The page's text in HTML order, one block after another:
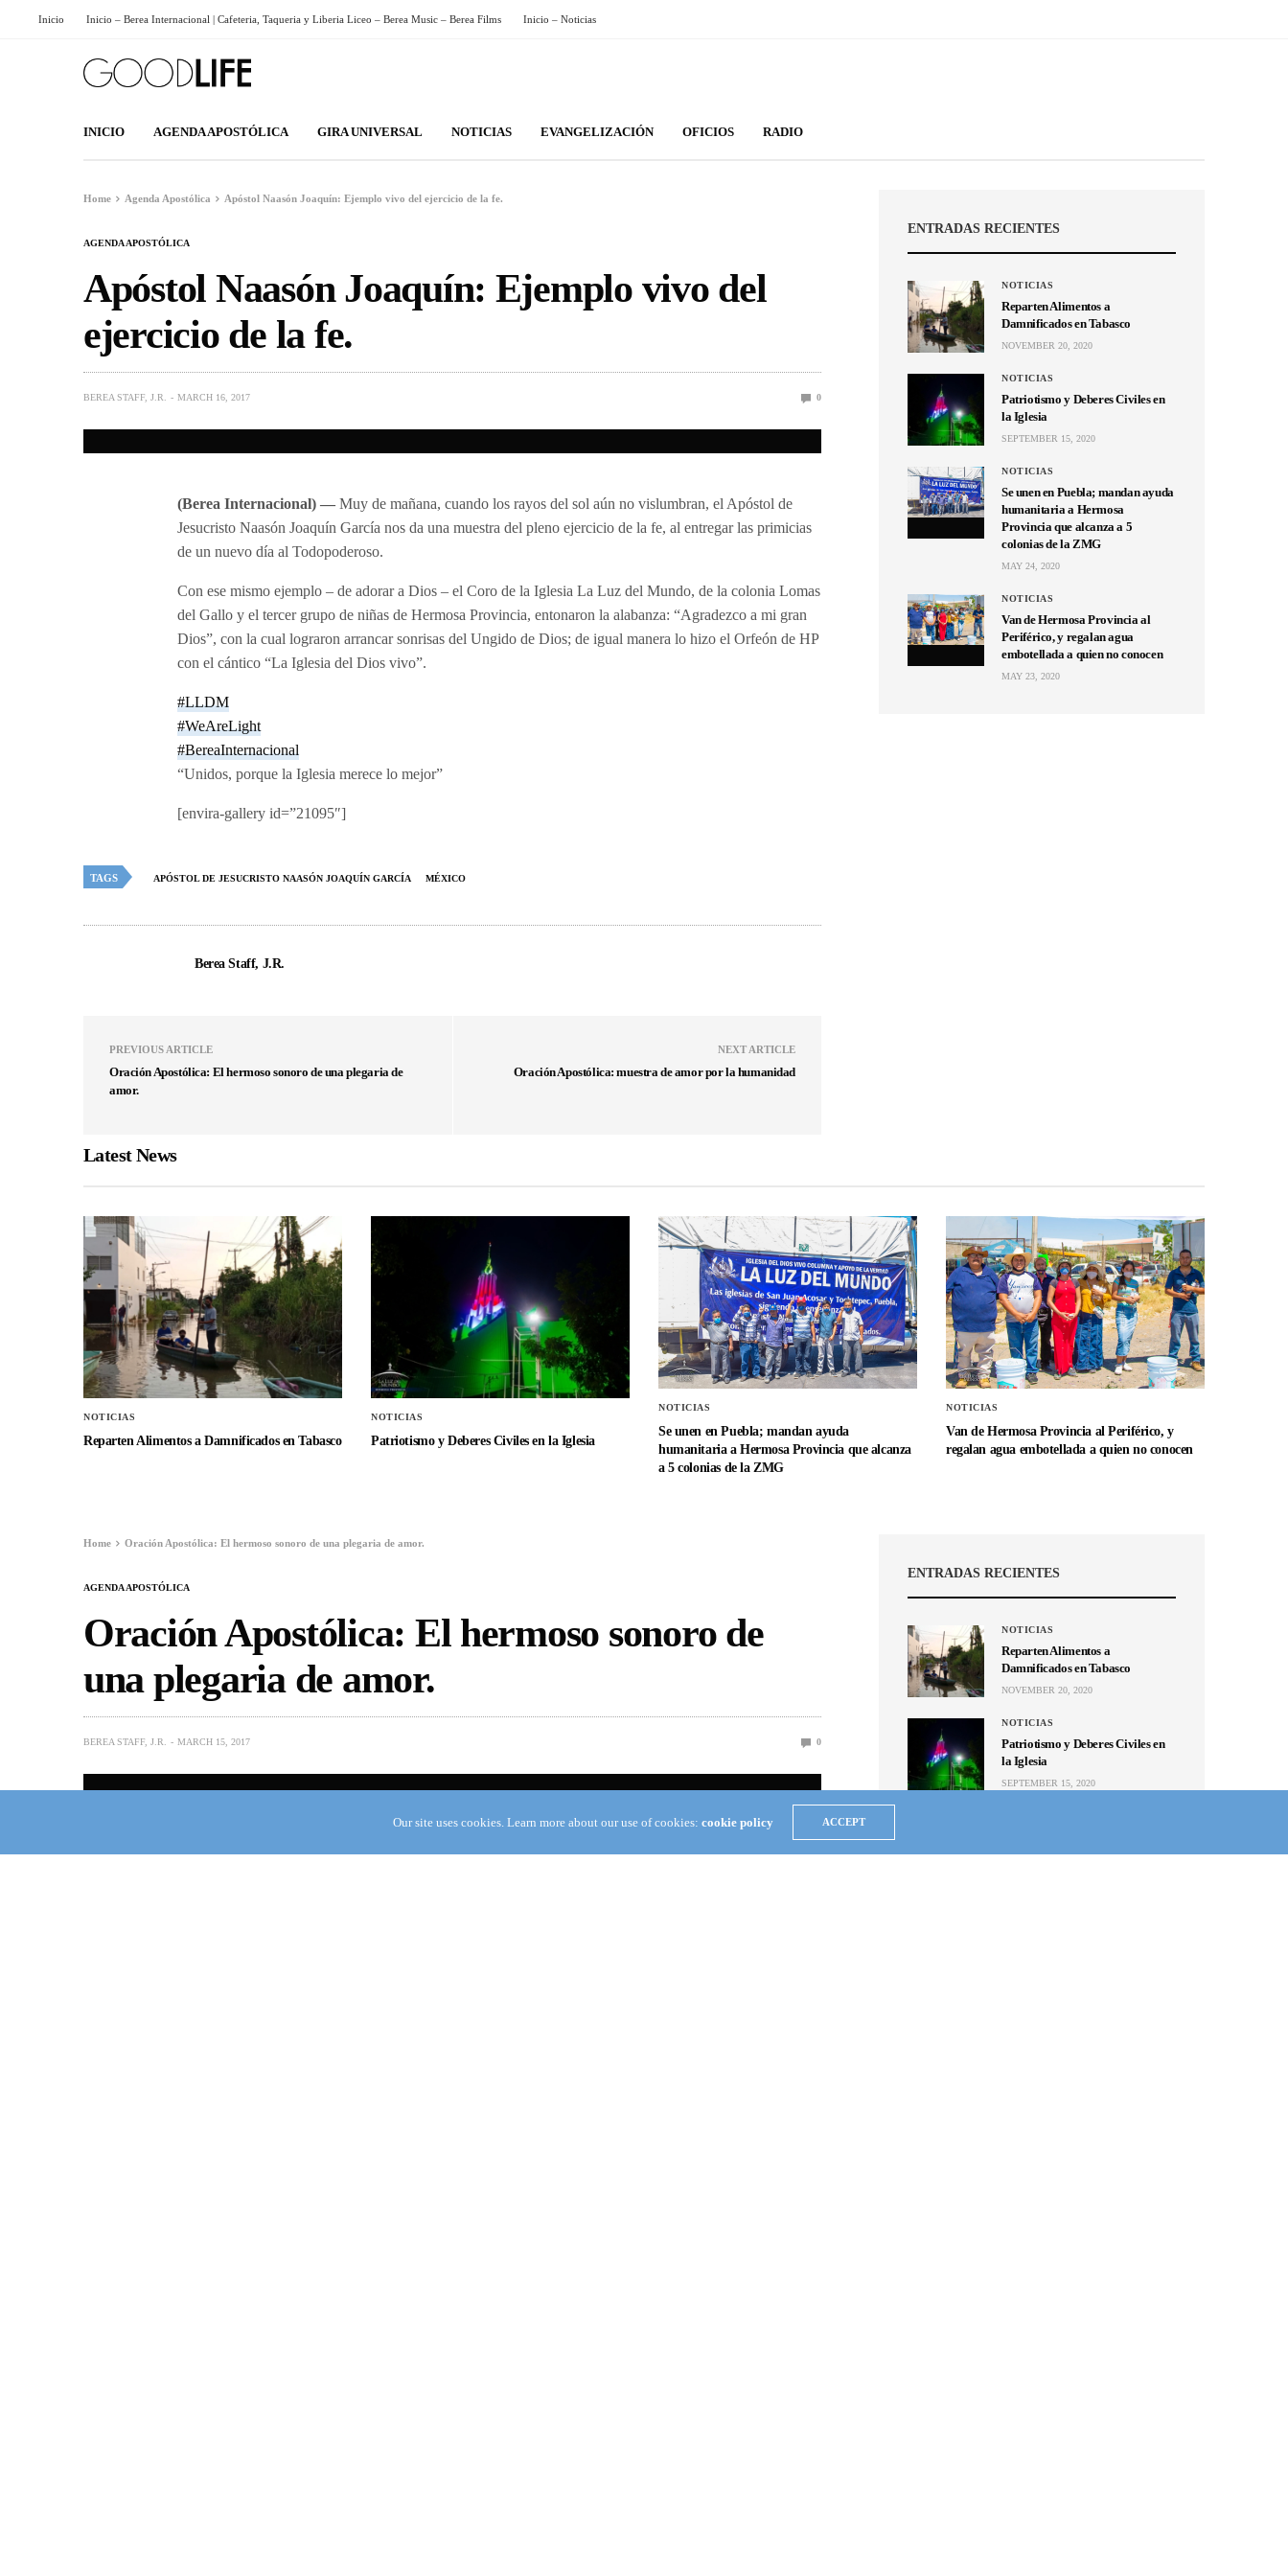
Inicio Inicio – Berea Internacional | Cafeteria, Taqueria y Liberia Liceo – Berea Music – Berea Films Inicio – Noticias
INICIO AGENDA APOSTÓLICA GIRA UNIVERSAL NOTICIAS EVANGELIZACIÓN OFICIOS RADIO
Home Agenda Apostólica Apóstol Naasón Joaquín: Ejemplo vivo del ejercicio de la fe.
AGENDA APOSTÓLICA
Apóstol Naasón Joaquín: Ejemplo vivo del
ejercicio de la fe.
BEREA STAFF, J.R. MARCH 16, 2017 0
(Berea Internacional) —Muy de mañana, cuando los rayos del sol aún no vislumbran, el Apóstol de
Jesucristo Naasón Joaquín García nos da una muestra del pleno ejercicio de la fe, al entregar las primicias
de un nuevo día al Todopoderoso.
Con ese mismo ejemplo – de adorar a Dios – el Coro de la Iglesia La Luz del Mundo, de la colonia Lomas
del Gallo y el tercer grupo de niñas de Hermosa Provincia, entonaron la alabanza: “Agradezco a mi gran
Dios”, con la cual lograron arrancar sonrisas del Ungido de Dios; de igual manera lo hizo el Orfeón de HP
con el cántico “La Iglesia del Dios vivo”.
#LLDM
#WeAreLight
#BereaInternacional
“Unidos, porque la Iglesia merece lo mejor”
[envira-gallery id=”21095″]
TAGS APÓSTOL DE JESUCRISTO NAASÓN JOAQUÍN GARCÍA MÉXICO
Berea Staff, J.R.
PREVIOUS ARTICLE
Oración Apostólica: El hermoso sonoro de una plegaria de
amor.
NEXT ARTICLE
Oración Apostólica: muestra de amor por la humanidad
ENTRADAS RECIENTES
NOTICIAS
Reparten Alimentos a
Damnificados en Tabasco
NOVEMBER 20, 2020
NOTICIAS
Patriotismo y Deberes Civiles en
la Iglesia
SEPTEMBER 15, 2020
NOTICIAS
Se unen en Puebla; mandan ayuda
humanitaria a Hermosa
Provincia que alcanza a 5
colonias de la ZMG
MAY 24, 2020
NOTICIAS
Van de Hermosa Provincia al
Periférico, y regalan agua
embotellada a quien no conocen
MAY 23, 2020
Latest News
NOTICIAS
Reparten Alimentos a Damnificados en Tabasco
NOTICIAS
Patriotismo y Deberes Civiles en la Iglesia
NOTICIAS
Se unen en Puebla; mandan ayuda
humanitaria a Hermosa Provincia que alcanza
a 5 colonias de la ZMG
NOTICIAS
Van de Hermosa Provincia al Periférico, y
regalan agua embotellada a quien no conocen
Home Oración Apostólica: El hermoso sonoro de una plegaria de amor.
AGENDA APOSTÓLICA
Oración Apostólica: El hermoso sonoro de
una plegaria de amor.
BEREA STAFF, J.R. MARCH 15, 2017 0
ENTRADAS RECIENTES
NOTICIAS
Reparten Alimentos a
Damnificados en Tabasco
NOVEMBER 20, 2020
NOTICIAS
Patriotismo y Deberes Civiles en
la Iglesia
SEPTEMBER 15, 2020
humanitaria a Hermosa
Our site uses cookies. Learn more about our use of cookies:cookie policy ACCEPT